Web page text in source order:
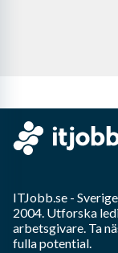
ITJobb.se -
2004. Utforska
arbetsgivare. Ta
fulla potential.